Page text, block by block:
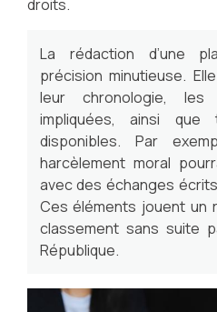
droits.
La rédaction d’une
précision minutieuse.
leur chronologie,
impliquées, ainsi
disponibles. Par
harcèlement moral
avec des échanges
Ces éléments jouent un
classement sans suite
République.